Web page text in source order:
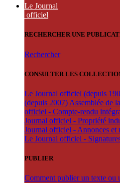
Le Journal
officiel
RECHERCHER UNE
Rechercher
CONSULTER LES
Le Journal officiel (depuis
(depuis 2007) Assemblée de
officiel - Compte-rendu
Journal officiel - Propriété
Journal officiel - Annonces et
Le Journal officiel -
PUBLIER
Comment publier un texte ou